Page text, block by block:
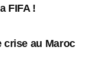
FIFA !
crise au Maroc